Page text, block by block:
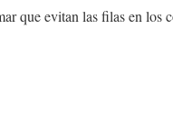
que evitan las filas en los